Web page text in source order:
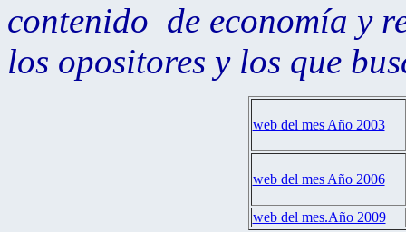
contenido de economía y
los opositores y los que
web del mes Año 2003
web del mes Año 2006
web del mes.Año 2009